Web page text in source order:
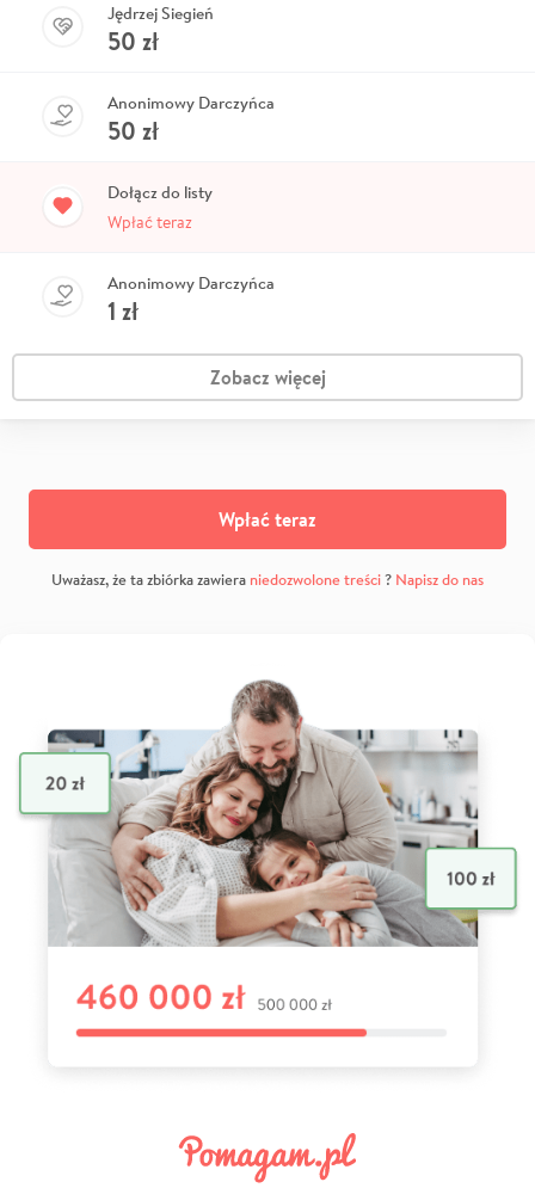
Jędrzej Siegień
50 zł
Anonimowy Darczyńca
50 zł
Dołącz do listy
Wpłać teraz
Anonimowy Darczyńca
1 zł
Zobacz więcej
Wpłać teraz
Uważasz, że ta zbiórka zawiera niedozwolone treści? Napisz do nas